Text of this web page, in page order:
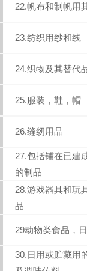
22.帆布和制帆用
23.纺织用纱和线
24.织物及其替代
25.服装，鞋，帽
26.缝纫用品
27.包括铺在已建
的制品
28.游戏器具和玩
品
29动物类食品，
30.日用或贮藏用